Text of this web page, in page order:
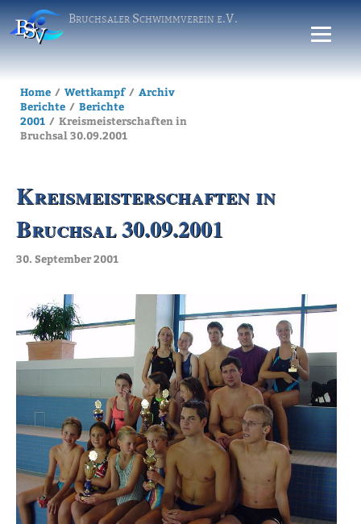
Bruchsaler Schwimmverein e.V.
Home Wettkampf
Archiv
Berichte
Berichte
2001
Kreismeisterschaften in
Bruchsal 30.09.2001
Kreismeisterschaften in
Bruchsal 30.09.2001
30. September 2001